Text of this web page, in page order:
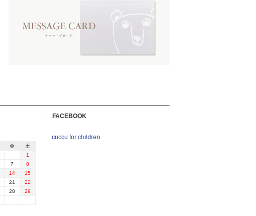
金
土
1
7
8
14
15
21
22
28
29
FACEBOOK
cuccu for children